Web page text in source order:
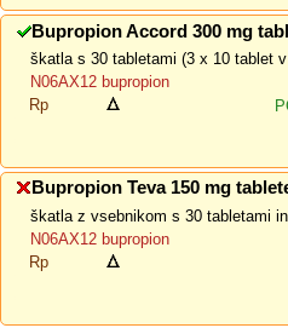
Bupropion Accord 300 mg
škatla s 30 tabletami (3 x 10 tablet
N06AX12 bupropion
Rp
Bupropion Teva 150 mg
škatla z vsebnikom s 30 tabletami
N06AX12 bupropion
Rp